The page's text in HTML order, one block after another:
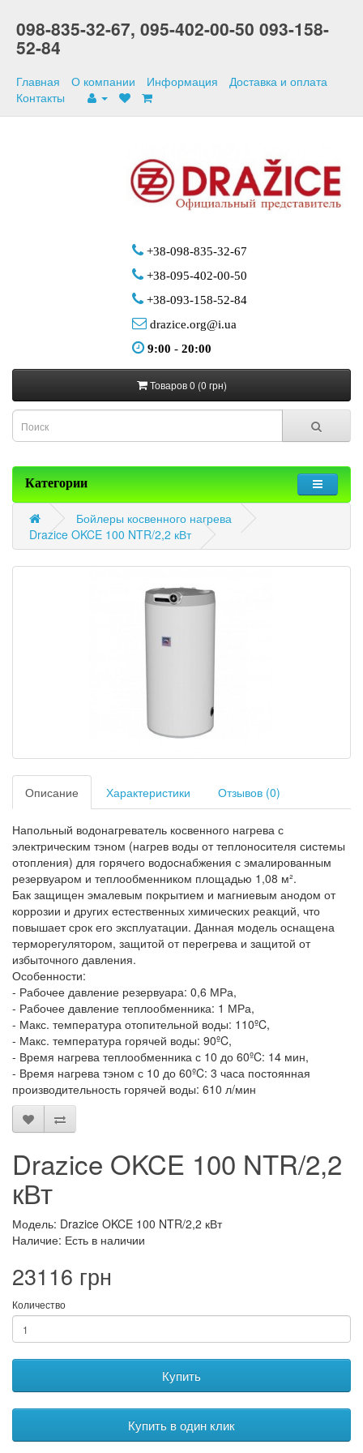
098-835-32-67, 095-402-00-50 093-158-
52-84
Главная О компании Информация
Доставка и оплата
Контакты
+38-098-835-32-67
+38-095-402-00-50
+38-093-158-52-84
drazice.org@i.ua
9:00 - 20:00
Товаров 0 (0 грн)
Категории
Бойлеры косвенного нагрева
Drazice OKCE 100 NTR/2,2 кВт
Описание Характеристики Отзывов (0)
Напольный водонагреватель косвенного нагрева с
электрическим тэном (нагрев воды от теплоносителя системы
отопления) для горячего водоснабжения с эмалированным
резервуаром и теплообменником площадью 1,08 м².
Бак защищен эмалевым покрытием и магниевым анодом от
коррозии и других естественных химических реакций, что
повышает срок его эксплуатации. Данная модель оснащена
терморегулятором, защитой от перегрева и защитой от
избыточного давления.
Особенности:
- Рабочее давление резервуара: 0,6 МРа,
- Рабочее давление теплообменника: 1 МРа,
- Макс. температура отопительной воды: 110ºC,
- Макс. температура горячей воды: 90ºC,
- Время нагрева теплообменника с 10 до 60ºC: 14 мин,
- Время нагрева тэном с 10 до 60ºC: 3 часа постоянная
производительность горячей воды: 610 л/мин
Drazice OKCE 100 NTR/2,2
кВт
Модель: Drazice OKCE 100 NTR/2,2 кВт
Наличие: Есть в наличии
23116 грн
Количество
Купить
Купить в один клик